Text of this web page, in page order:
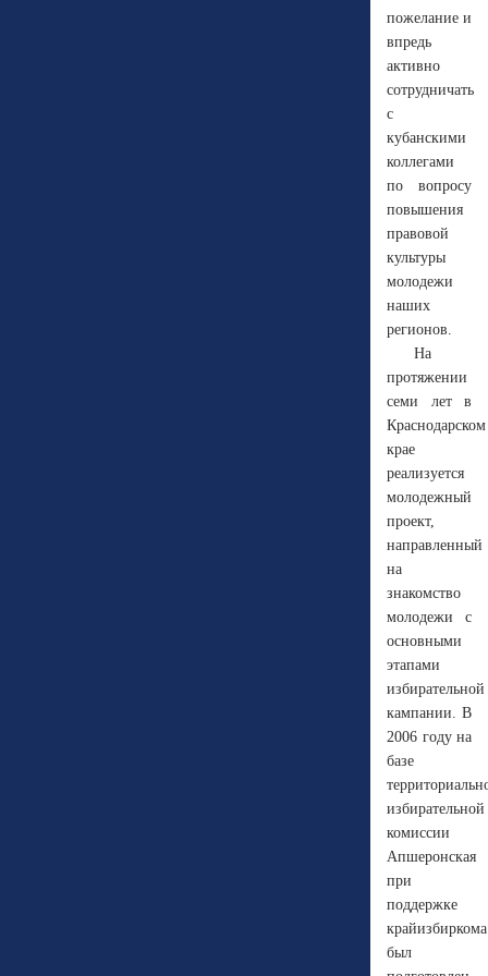
пожелание и
впредь
активно
сотрудничать
с
кубанскими
коллегами
по вопросу
повышения
правовой
культуры
молодежи
наших
регионов.
На
протяжении
семи лет в
Краснодарском
крае
реализуется
молодежный
проект,
направленный
на
знакомство
молодежи с
основными
этапами
избирательной
кампании. В
2006 году на
базе
избирательной
комиссии
Апшеронская
при
поддержке
крайизбиркома
был